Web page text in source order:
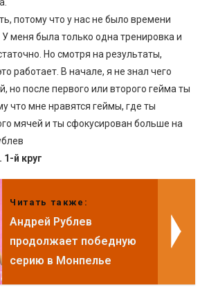
потому что у нас не было времени
У меня была только одна тренировка и
Но смотря на результаты,
работает. В начале, я не знал чего
но после первого или второго гейма ты
что мне нравятся геймы, где ты
мячей и ты сфокусирован больше на
1-й круг
Читать также:
Андрей Рублев
продолжает победную
серию в Монпелье